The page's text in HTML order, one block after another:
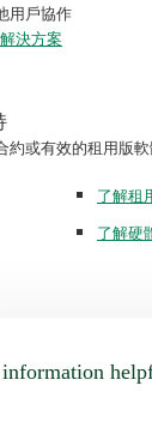
用戶協作
決方案
約或有效的租用版
了解租
了解硬